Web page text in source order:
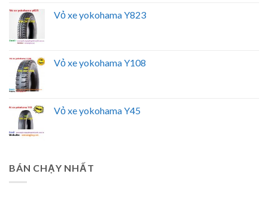
Vỏ xe yokohama Y823
Vỏ xe yokohama Y108
Vỏ xe yokohama Y45
BÁN CHẠY NHẤT